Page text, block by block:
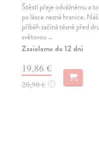
Štěstí přeje odvážnému a
po lásce nezná hranice. Náš
příběh začíná těsně před
světovou ...
Zasielame do 12 dní
19,86 €
20,90 € ?